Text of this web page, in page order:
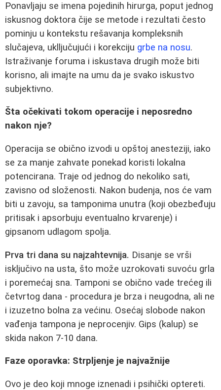
Ponavljaju se imena pojedinih hirurga, poput jednog
iskusnog doktora čije se metode i rezultati često
pominju u kontekstu rešavanja kompleksnih
slučajeva, uklljučujući i korekciju grbe na nosu.
Istraživanje foruma i iskustava drugih može biti
korisno, ali imajte na umu da je svako iskustvo
subjektivno.
Šta očekivati tokom operacije i neposredno
nakon nje?
Operacija se obično izvodi u opštoj anesteziji, iako
se za manje zahvate ponekad koristi lokalna
potencirana. Traje od jednog do nekoliko sati,
zavisno od složenosti. Nakon budenja, nos će vam
biti u zavoju, sa tamponima unutra (koji obezbeđuju
pritisak i apsorbuju eventualno krvarenje) i
gipsanom udlagom spolja.
Prva tri dana su najzahtevnija. Disanje se vrši
isključivo na usta, što može uzrokovati suvoću grla
i poremećaj sna. Tamponi se obično vade trećeg ili
četvrtog dana - procedura je brza i neugodna, ali ne
i izuzetno bolna za većinu. Osećaj slobode nakon
vađenja tampona je neprocenjiv. Gips (kalup) se
skida nakon 7-10 dana.
Faze oporavka: Strpljenje je najvažnije
Ovo je deo koji mnoge iznenadi i psihički optereti.